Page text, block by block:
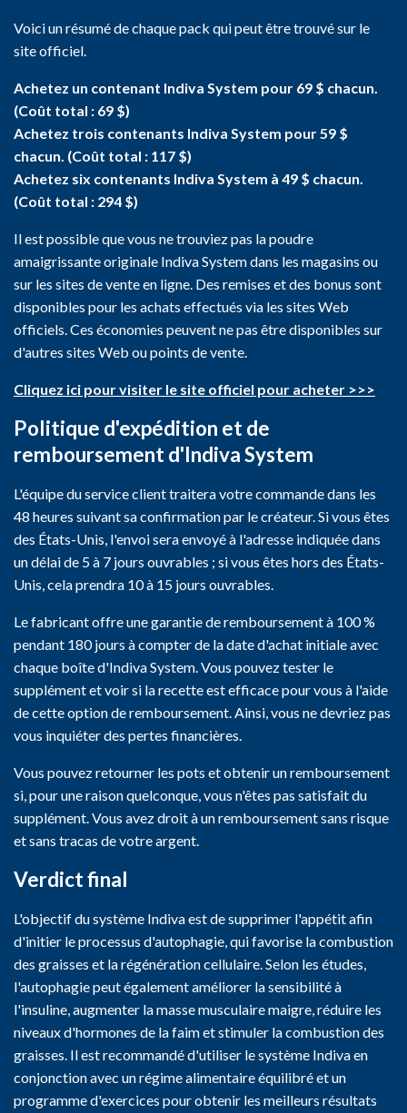
Voici un résumé de chaque pack qui peut être trouvé sur le
site officiel.
Achetez un contenant Indiva System pour 69 $ chacun.
(Coût total : 69 $)
Achetez trois contenants Indiva System pour 59 $
chacun. (Coût total : 117 $)
Achetez six contenants Indiva System à 49 $ chacun.
(Coût total : 294 $)
Il est possible que vous ne trouviez pas la poudre
amaigrissante originale Indiva System dans les magasins ou
sur les sites de vente en ligne. Des remises et des bonus sont
disponibles pour les achats effectués via les sites Web
officiels. Ces économies peuvent ne pas être disponibles sur
d'autres sites Web ou points de vente.
Cliquez ici pour visiter le site officiel pour acheter >>>
Politique d'expédition et de
remboursement d'Indiva System
L'équipe du service client traitera votre commande dans les
48 heures suivant sa confirmation par le créateur. Si vous êtes
des États-Unis, l'envoi sera envoyé à l'adresse indiquée dans
un délai de 5 à 7 jours ouvrables ; si vous êtes hors des États-
Unis, cela prendra 10 à 15 jours ouvrables.
Le fabricant offre une garantie de remboursement à 100 %
pendant 180 jours à compter de la date d'achat initiale avec
chaque boîte d'Indiva System. Vous pouvez tester le
supplément et voir si la recette est efficace pour vous à l'aide
de cette option de remboursement. Ainsi, vous ne devriez pas
vous inquiéter des pertes financières.
Vous pouvez retourner les pots et obtenir un remboursement
si, pour une raison quelconque, vous n'êtes pas satisfait du
supplément. Vous avez droit à un remboursement sans risque
et sans tracas de votre argent.
Verdict final
L'objectif du système Indiva est de supprimer l'appétit afin
d'initier le processus d'autophagie, qui favorise la combustion
des graisses et la régénération cellulaire. Selon les études,
l'autophagie peut également améliorer la sensibilité à
l'insuline, augmenter la masse musculaire maigre, réduire les
niveaux d'hormones de la faim et stimuler la combustion des
graisses. Il est recommandé d'utiliser le système Indiva en
conjonction avec un régime alimentaire équilibré et un
programme d'exercices pour obtenir les meilleurs résultats